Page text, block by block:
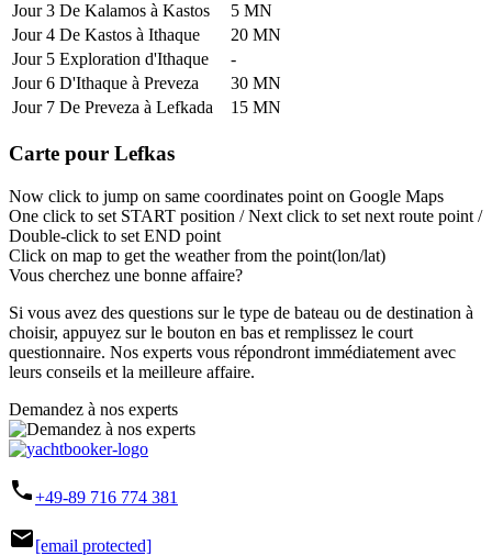
Jour 3 De Kalamos à Kastos
5 MN
Jour 4 De Kastos à Ithaque
20 MN
Jour 5 Exploration d'Ithaque
-
Jour 6 D'Ithaque à Preveza
30 MN
Jour 7 De Preveza à Lefkada 15 MN
Carte pour Lefkas
Now click to jump on same coordinates point on Google Maps
One click to set START position / Next click to set next route point /
Double-click to set END point
Click on map to get the weather from the point(lon/lat)
Vous cherchez une bonne affaire?
Si vous avez des questions sur le type de bateau ou de destination à
choisir, appuyez sur le bouton en bas et remplissez le court
questionnaire. Nos experts vous répondront immédiatement avec
leurs conseils et la meilleure affaire.
Demandez à nos experts
phone+49-89 716 774 381
mail[email protected]